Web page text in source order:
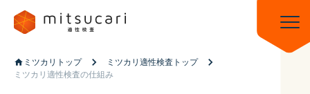
ミツカリトップ
ミツカリ適性検査トップ
ミツカリ適性検査の仕組み